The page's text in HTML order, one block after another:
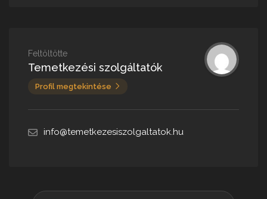
Feltöltötte
Temetkezési szolgáltatók
Profil megtekintése
info@temetkezesiszolgaltatok.hu